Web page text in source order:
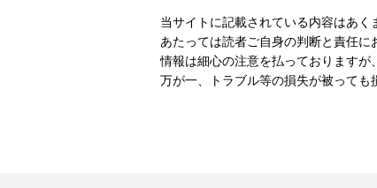
当サイトに記載されている内容はあ
あたっては読者ご自身の判断と責任
情報は細心の注意を払っておりますが
万が一、トラブル等の損失が被っても